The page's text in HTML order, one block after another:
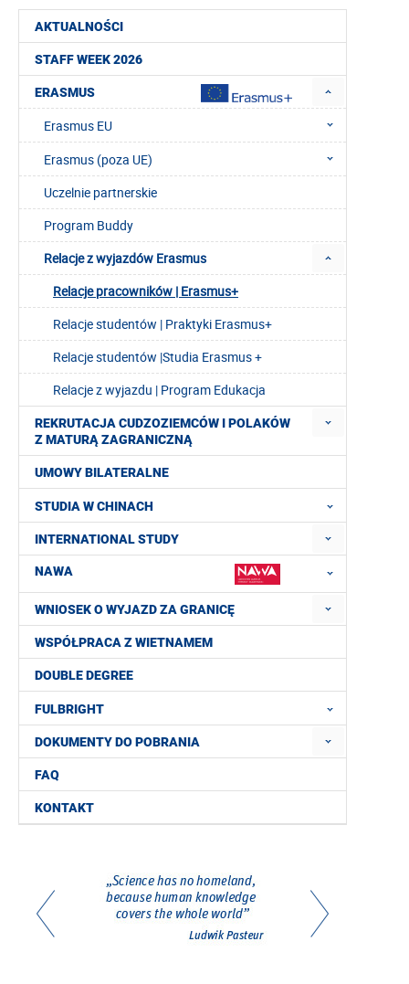
AKTUALNOŚCI
STAFF WEEK 2026
ERASMUS
Erasmus EU
Erasmus (poza UE)
Uczelnie partnerskie
Program Buddy
Relacje z wyjazdów Erasmus
Relacje pracowników | Erasmus+
Relacje studentów | Praktyki Erasmus+
Relacje studentów |Studia Erasmus +
Relacje z wyjazdu | Program Edukacja
REKRUTACJA CUDZOZIEMCÓW I POLAKÓW
Z MATURĄ ZAGRANICZNĄ
UMOWY BILATERALNE
STUDIA W CHINACH
INTERNATIONAL STUDY
NAWA
WNIOSEK O WYJAZD ZA GRANICĘ
WSPÓŁPRACA Z WIETNAMEM
DOUBLE DEGREE
FULBRIGHT
DOKUMENTY DO POBRANIA
FAQ
KONTAKT